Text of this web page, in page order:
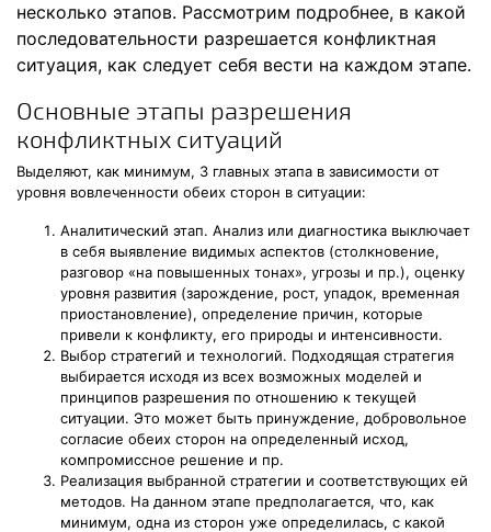
несколько этапов. Рассмотрим подробнее, в какой
последовательности разрешается конфликтная
ситуация, как следует себя вести на каждом этапе.
Основные этапы разрешения
конфликтных ситуаций
Выделяют, как минимум, 3 главных этапа в зависимости от
уровня вовлеченности обеих сторон в ситуации:
Аналитический этап. Анализ или диагностика выключает
в себя выявление видимых аспектов (столкновение,
разговор «на повышенных тонах», угрозы и пр.), оценку
уровня развития (зарождение, рост, упадок, временная
приостановление), определение причин, которые
привели к конфликту, его природы и интенсивности.
Выбор стратегий и технологий. Подходящая стратегия
выбирается исходя из всех возможных моделей и
принципов разрешения по отношению к текущей
ситуации. Это может быть принуждение, добровольное
согласие обеих сторон на определенный исход,
компромиссное решение и пр.
Реализация выбранной стратегии и соответствующих ей
методов. На данном этапе предполагается, что, как
минимум, одна из сторон уже определилась, с какой